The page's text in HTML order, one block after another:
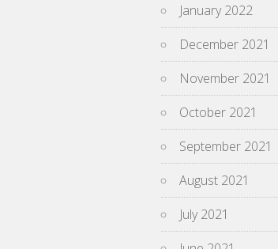
January 2022
December 2021
November 2021
October 2021
September 2021
August 2021
July 2021